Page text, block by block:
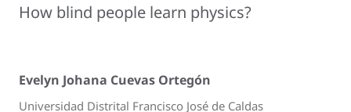
How blind people learn physics?
Evelyn Johana Cuevas Ortegón
Universidad Distrital Francisco José de Caldas